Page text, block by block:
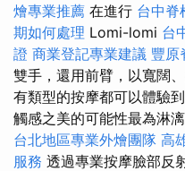
燴專業推薦 在進行 台中脊
期如何處理 Lomi-lomi 台
證 商業登記專業建議 豐原
雙手，還用前臂，以寬闊
有類型的按摩都可以體驗
觸感之美的可能性最為淋
台北地區專業外燴團隊 高
服務 透過專業按摩臉部反